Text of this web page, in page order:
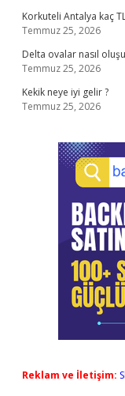
Korkuteli Antalya kaç
Temmuz 25, 2026
Delta ovalar nasıl
Temmuz 25, 2026
Kekik neye iyi gelir ?
Temmuz 25, 2026
Reklam ve İletişim: